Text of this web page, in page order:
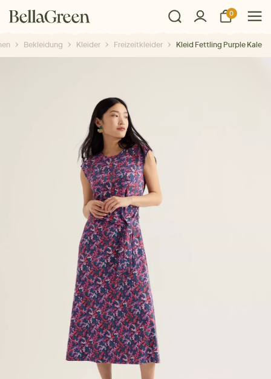
0
Bekleidung Kleider Freizeitkleider Kleid Fettling Purple Kale